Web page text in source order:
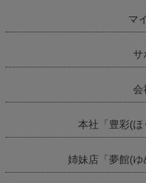
マ
サ
会
本社「豊彩(ほ
姉妹店「夢館(